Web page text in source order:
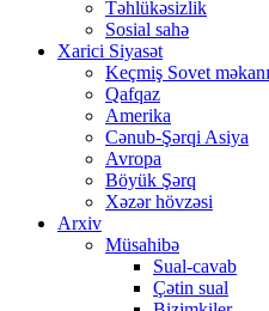
Təhlükəsizlik
Sosial sahə
Xarici Siyasət
Keçmiş Sovet məkanı
Qafqaz
Amerika
Cənub-Şərqi Asiya
Avropa
Böyük Şərq
Xəzər hövzəsi
Arxiv
Müsahibə
Sual-cavab
Çətin sual